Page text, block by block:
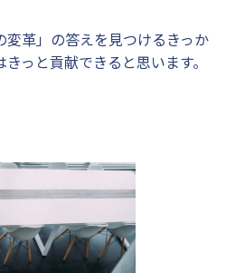
変革」の答えを見つけるきっか
っと貢献できると思います。